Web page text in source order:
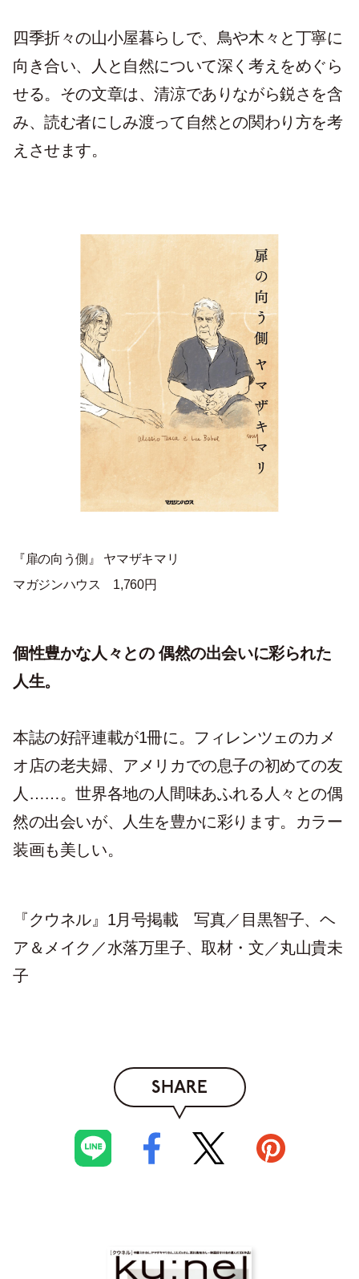
四季折々の山小屋暮らしで、鳥や木々と丁寧に
向き合い、人と自然について深く考えをめぐら
せる。その文章は、清涼でありながら鋭さを含
み、読む者にしみ渡って自然との関わり方を考
えさせます。
『扉の向う側』 ヤマザキマリ
マガジンハウス 1,760円
個性豊かな人々との 偶然の出会いに彩られた
人生。
本誌の好評連載が1冊に。フィレンツェのカメ
オ店の老夫婦、アメリカでの息子の初めての友
人……。世界各地の人間味あふれる人々との偶
然の出会いが、人生を豊かに彩ります。カラー
装画も美しい。
『クウネル』1月号掲載 写真／目黒智子、ヘ
ア＆メイク／水落万里子、取材・文／丸山貴未
子
SHARE